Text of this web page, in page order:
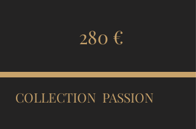
280 €
COLLECTION PASSION